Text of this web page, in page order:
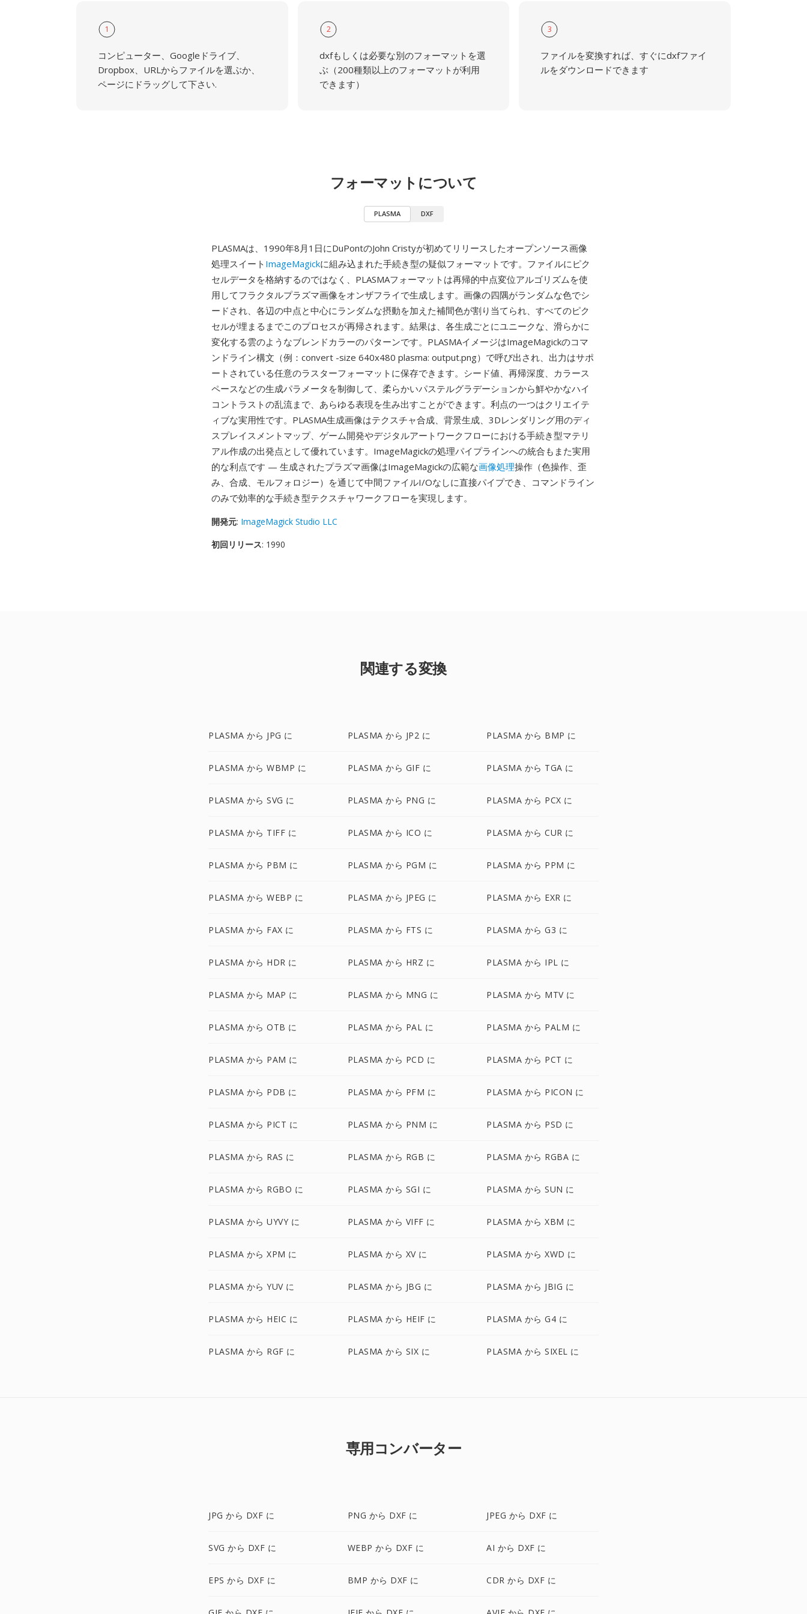
1
コンピューター、Googleドライブ、
Dropbox、URLからファイルを選ぶか、
ページにドラッグして下さい.
2
dxfもしくは必要な別のフォーマットを選
ぶ（200種類以上のフォーマットが利用
できます）
3
ファイルを変換すれば、すぐにdxfファイ
ルをダウンロードできます
フォーマットについて
PLASMA DXF
PLASMAは、1990年8月1日にDuPontのJohn Cristyが初めてリリースしたオープンソース画像
処理スイート ImageMagickに組み込まれた手続き型の疑似フォーマットです。ファイルにピク
セルデータを格納するのではなく、PLASMAフォーマットは再帰的中点変位アルゴリズムを使
用してフラクタルプラズマ画像をオンザフライで生成します。画像の四隅がランダムな色でシ
ードされ、各辺の中点と中心にランダムな摂動を加えた補間色が割り当てられ、すべてのピク
セルが埋まるまでこのプロセスが再帰されます。結果は、各生成ごとにユニークな、滑らかに
変化する雲のようなブレンドカラーのパターンです。PLASMAイメージはImageMagickのコマ
ンドライン構文（例：convert -size 640x480 plasma: output.png）で呼び出され、出力はサポ
ートされている任意のラスターフォーマットに保存できます。シード値、再帰深度、カラース
ペースなどの生成パラメータを制御して、柔らかいパステルグラデーションから鮮やかなハイ
コントラストの乱流まで、あらゆる表現を生み出すことができます。利点の一つはクリエイテ
ィブな実用性です。PLASMA生成画像はテクスチャ合成、背景生成、3Dレンダリング用のディ
スプレイスメントマップ、ゲーム開発やデジタルアートワークフローにおける手続き型マテリ
アル作成の出発点として優れています。ImageMagickの処理パイプラインへの統合もまた実用
的な利点です — 生成されたプラズマ画像はImageMagickの広範な画像処理操作（色操作、歪
み、合成、モルフォロジー）を通じて中間ファイルI/Oなしに直接パイプでき、コマンドライン
のみで効率的な手続き型テクスチャワークフローを実現します。
開発元: ImageMagick Studio LLC
初回リリース: 1990
関連する変換
PLASMA から JPG に PLASMA から JP2 に PLASMA から BMP に
PLASMA から WBMP に PLASMA から GIF に PLASMA から TGA に
PLASMA から SVG に PLASMA から PNG に PLASMA から PCX に
PLASMA から TIFF に PLASMA から ICO に PLASMA から CUR に
PLASMA から PBM に PLASMA から PGM に PLASMA から PPM に
PLASMA から WEBP に PLASMA から JPEG に PLASMA から EXR に
PLASMA から FAX に PLASMA から FTS に PLASMA から G3 に
PLASMA から HDR に PLASMA から HRZ に PLASMA から IPL に
PLASMA から MAP に PLASMA から MNG に PLASMA から MTV に
PLASMA から OTB に PLASMA から PAL に PLASMA から PALM に
PLASMA から PAM に PLASMA から PCD に PLASMA から PCT に
PLASMA から PDB に PLASMA から PFM に PLASMA から PICON に
PLASMA から PICT に PLASMA から PNM に PLASMA から PSD に
PLASMA から RAS に PLASMA から RGB に PLASMA から RGBA に
PLASMA から RGBO に PLASMA から SGI に PLASMA から SUN に
PLASMA から UYVY に PLASMA から VIFF に PLASMA から XBM に
PLASMA から XPM に PLASMA から XV に PLASMA から XWD に
PLASMA から YUV に PLASMA から JBG に PLASMA から JBIG に
PLASMA から HEIC に PLASMA から HEIF に PLASMA から G4 に
PLASMA から RGF に PLASMA から SIX に PLASMA から SIXEL に
専用コンバーター
JPG から DXF に PNG から DXF に JPEG から DXF に
SVG から DXF に WEBP から DXF に AI から DXF に
EPS から DXF に BMP から DXF に CDR から DXF に